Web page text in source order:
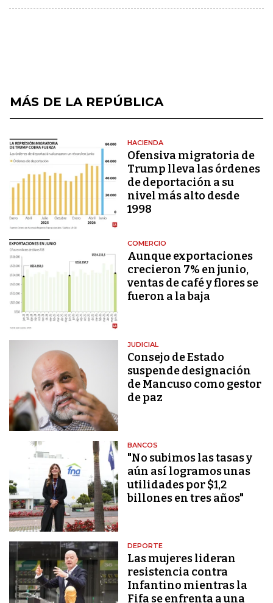
MÁS DE LA REPÚBLICA
HACIENDA
Ofensiva migratoria de
Trump lleva las órdenes
de deportación a su
nivel más alto desde
1998
COMERCIO
Aunque exportaciones
crecieron 7% en junio,
ventas de café y flores se
fueron a la baja
JUDICIAL
Consejo de Estado
suspende designación
de Mancuso como gestor
de paz
BANCOS
"No subimos las tasas y
aún así logramos unas
utilidades por $1,2
billones en tres años"
DEPORTE
Las mujeres lideran
resistencia contra
Infantino mientras la
Fifa se enfrenta a una